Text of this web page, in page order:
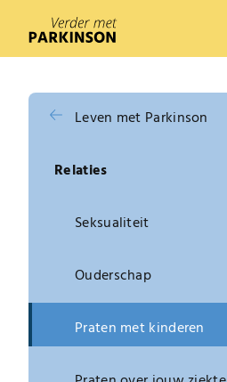
Leven met Parkinson
Relaties
Seksualiteit
Ouderschap
Praten met kinderen